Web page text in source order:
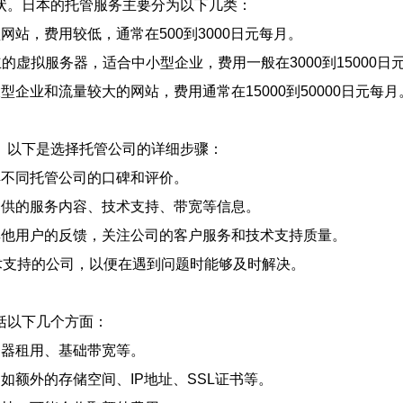
日本的托管服务主要分为以下几类：
站，费用较低，通常在500到3000日元每月。
虚拟服务器，适合中小型企业，费用一般在3000到15000日元
企业和流量较大的网站，费用通常在15000到50000日元每月
下是选择托管公司的详细步骤：
同托管公司的口碑和评价。
的服务内容、技术支持、带宽等信息。
用户的反馈，关注公司的客户服务和技术支持质量。
持的公司，以便在遇到问题时能够及时解决。
下几个方面：
租用、基础带宽等。
额外的存储空间、IP地址、SSL证书等。